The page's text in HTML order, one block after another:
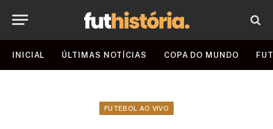
INICIAL ÚLTIMAS NOTÍCIAS COPA DO MUNDO
FUTEBOL AO VIVO